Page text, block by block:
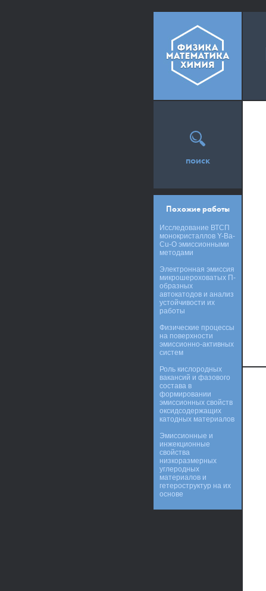
поиск
Похожие работы
Исследование ВТСП
монокристаллов Y-Ba-
Cu-O эмиссионными
методами
Электронная эмиссия
микрошероховатых П-
образных
автокатодов и анализ
устойчивости их
работы
Физические процессы
на поверхности
эмиссионно-активных
систем
Роль кислородных
вакансий и фазового
состава в
формировании
эмиссионных свойств
оксидсодержащих
катодных материалов
Эмиссионные и
инжекционные
свойства
низкоразмерных
углеродных
материалов и
гетероструктур на их
основе